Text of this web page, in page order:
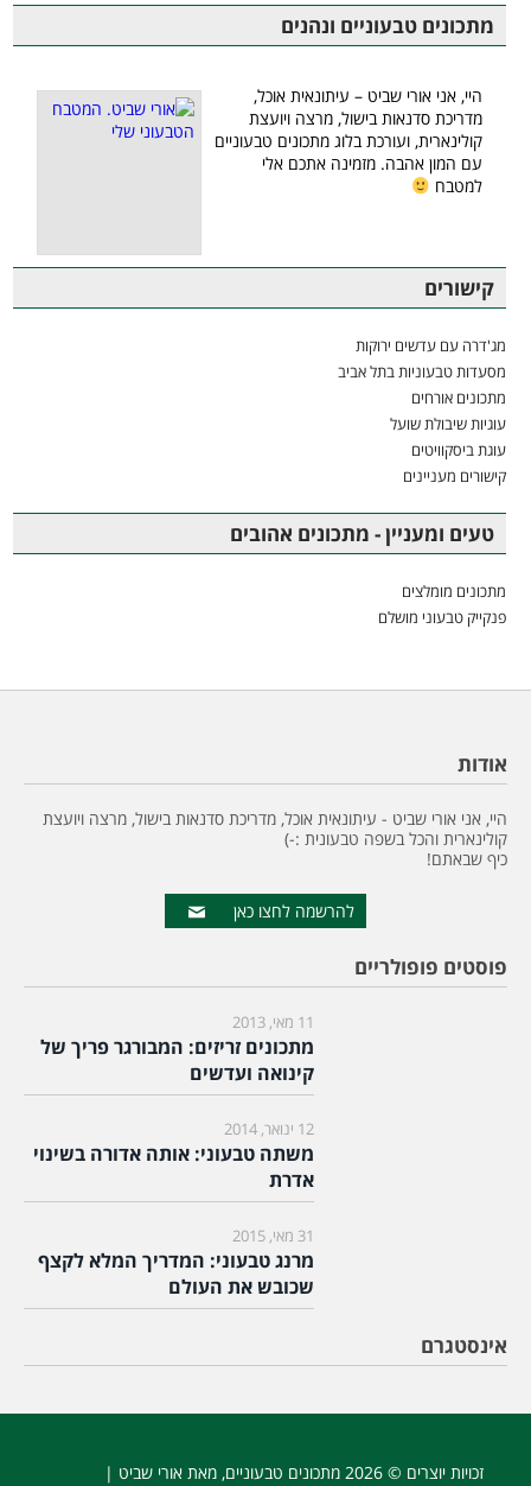
מתכונים טבעוניים ונהנים
היי, אני אורי שביט – עיתונאית אוכל,
מדריכת סדנאות בישול, מרצה ויועצת
קולינארית, ועורכת בלוג מתכונים טבעוניים
עם המון אהבה. מזמינה אתכם אלי
למטבח
קישורים
מג'דרה עם עדשים ירוקות
מסעדות טבעוניות בתל אביב
מתכונים אורחים
עוגיות שיבולת שועל
עוגת ביסקוויטים
קישורים מעניינים
טעים ומעניין - מתכונים אהובים
מתכונים מומלצים
פנקייק טבעוני מושלם
אודות
היי, אני אורי שביט - עיתונאית אוכל, מדריכת סדנאות בישול, מרצה ויועצת
קולינארית והכל בשפה טבעונית :-)
כיף שבאתם!
להרשמה לחצו כאן
פוסטים פופולריים
11 מאי, 2013
מתכונים זריזים: המבורגר פריך של
קינואה ועדשים
12 ינואר, 2014
משתה טבעוני: אותה אדורה בשינוי
אדרת
31 מאי, 2015
מרנג טבעוני: המדריך המלא לקצף
שכובש את העולם
אינסטגרם
זכויות יוצרים © 2026 מתכונים טבעוניים, מאת אורי שביט |